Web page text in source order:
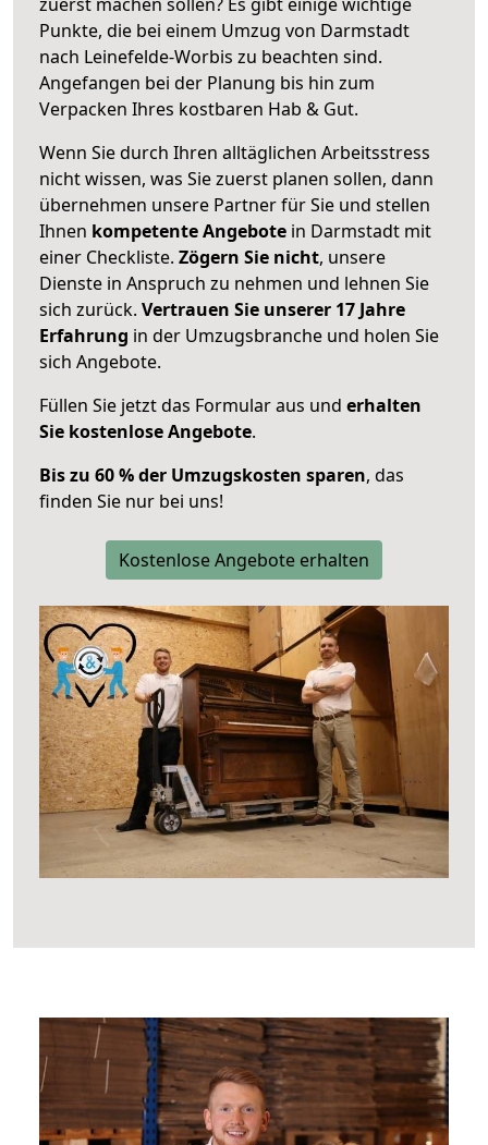
Punkte, die bei einem Umzug von Darmstadt
nach Leinefelde-Worbis zu beachten sind.
Angefangen bei der Planung bis hin zum
Verpacken Ihres kostbaren Hab & Gut.
Wenn Sie durch Ihren alltäglichen Arbeitsstress
nicht wissen, was Sie zuerst planen sollen, dann
übernehmen unsere Partner für Sie und stellen
Ihnen kompetente Angebote in Darmstadt mit
einer Checkliste. Zögern Sie nicht, unsere
Dienste in Anspruch zu nehmen und lehnen Sie
sich zurück. Vertrauen Sie unserer 17 Jahre
Erfahrung in der Umzugsbranche und holen Sie
sich Angebote.
Füllen Sie jetzt das Formular aus und erhalten
Sie kostenlose Angebote.
Bis zu 60 % der Umzugskosten sparen, das
finden Sie nur bei uns!
Kostenlose Angebote erhalten